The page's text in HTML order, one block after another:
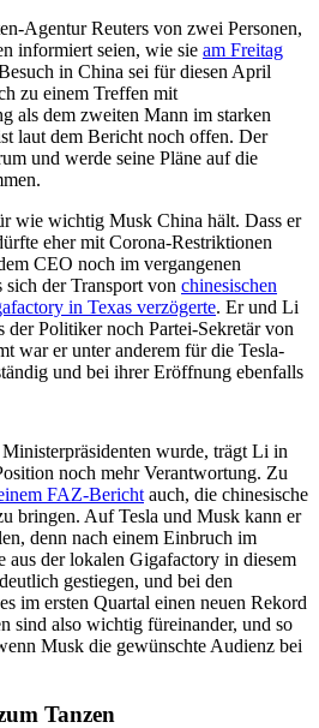
Agentur Reuters von zwei Personen,
informiert seien, wie sie am Freitag
in China sei für diesen April
zu einem Treffen mit
als dem zweiten Mann im starken
laut dem Bericht noch offen. Der
und werde seine Pläne auf die
wie wichtig Musk China hält. Dass er
eher mit Corona-Restriktionen
CEO noch im vergangenen
sich der Transport von chinesischen
in Texas verzögerte. Er und Li
der Politiker noch Partei-Sekretär von
war er unter anderem für die Tesla-
und bei ihrer Eröffnung ebenfalls
wurde, trägt Li in
noch mehr Verantwortung. Zu
FAZ-Bericht auch, die chinesische
bringen. Auf Tesla und Musk kann er
denn nach einem Einbruch im
aus der lokalen Gigafactory in diesem
gestiegen, und bei den
im ersten Quartal einen neuen Rekord
sind also wichtig füreinander, und so
Musk die gewünschte Audienz bei
Tanzen